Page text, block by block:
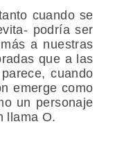
cuando se
podría ser
a nuestras
que a las
cuando
emerge como
un personaje
llama O.